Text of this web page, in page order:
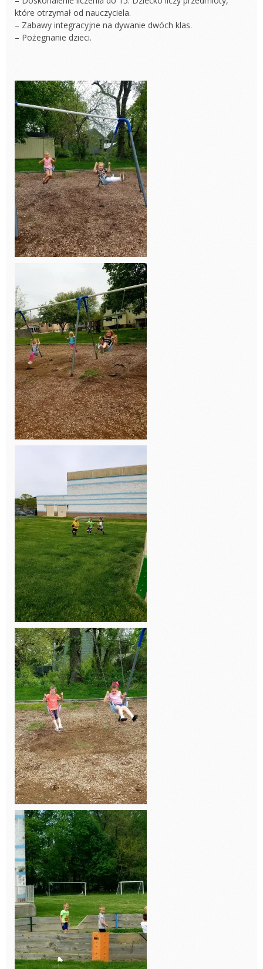
które otrzymał od nauczyciela.
– Zabawy integracyjne na dywanie dwóch klas.
– Pożegnanie dzieci.